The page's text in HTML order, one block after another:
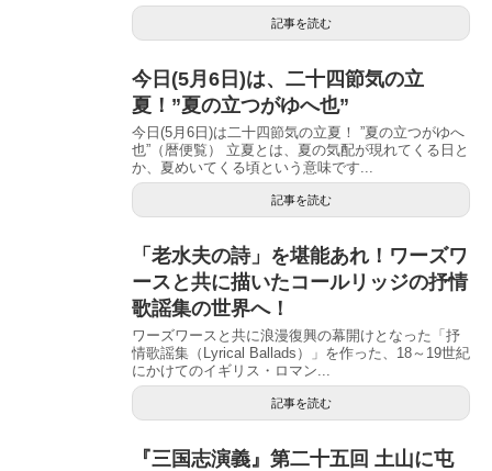
記事を読む
今日(5月6日)は、二十四節気の立
夏！”夏の立つがゆへ也”
今日(5月6日)は二十四節気の立夏！ ”夏の立つがゆへ
也”（暦便覧） 立夏とは、夏の気配が現れてくる日と
か、夏めいてくる頃という意味です...
記事を読む
「老水夫の詩」を堪能あれ！ワーズワ
ースと共に描いたコールリッジの抒情
歌謡集の世界へ！
ワーズワースと共に浪漫復興の幕開けとなった「抒
情歌謡集（Lyrical Ballads）」を作った、18～19世紀
にかけてのイギリス・ロマン...
記事を読む
『三国志演義』第二十五回 土山に屯